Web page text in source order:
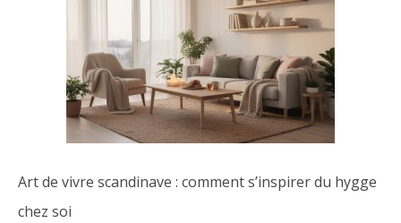
Art de vivre scandinave : comment s’inspirer du hygge
chez soi